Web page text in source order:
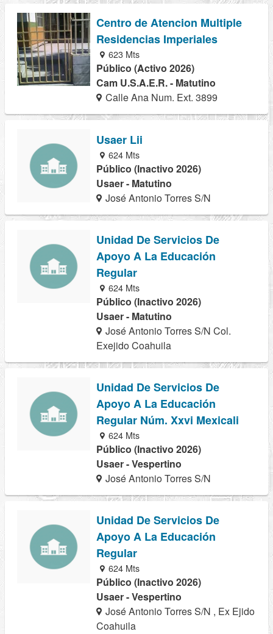
Centro de Atencion Multiple
Residencias Imperiales
623 Mts
Público (Activo 2026)
Cam U.S.A.E.R. - Matutino
Calle Ana Num. Ext. 3899
Usaer Lii
624 Mts
Público (Inactivo 2026)
Usaer - Matutino
José Antonio Torres S/N
Unidad De Servicios De
Apoyo A La Educación
Regular
624 Mts
Público (Inactivo 2026)
Usaer - Matutino
José Antonio Torres S/N Col.
Exejido Coahuila
Unidad De Servicios De
Apoyo A La Educación
Regular Núm. Xxvi Mexicali
624 Mts
Público (Inactivo 2026)
Usaer - Vespertino
José Antonio Torres S/N
Unidad De Servicios De
Apoyo A La Educación
Regular
624 Mts
Público (Inactivo 2026)
Usaer - Vespertino
José Antonio Torres S/N , Ex Ejido
Coahuila